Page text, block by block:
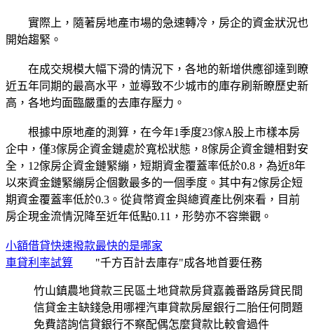
實際上，隨著房地產市場的急速轉冷，房企的資金狀況也
開始趨緊。
在成交規模大幅下滑的情況下，各地的新增供應卻達到瞭
近五年同期的最高水平，並導致不少城市的庫存刷新瞭歷史新
高，各地均面臨嚴重的去庫存壓力。
根據中原地產的測算，在今年1季度23傢A股上市樣本房
企中，僅3傢房企資金鏈處於寬松狀態，8傢房企資金鏈相對安
全，12傢房企資金鏈緊繃，短期資金覆蓋率低於0.8，為近8年
以來資金鏈緊繃房企個數最多的一個季度。其中有2傢房企短
期資金覆蓋率低於0.3。從貨幣資金與總資產比例來看，目前
房企現金流情況降至近年低點0.11，形勢亦不容樂觀。
小額借貸快速撥款最快的是哪家
車貸利率試算 "千方百計去庫存"成各地首要任務
竹山鎮農地貸款三民區土地貸款房貸嘉義番路房貸民間
信貸金主缺錢急用哪裡汽車貸款房屋銀行二胎任何問題
免費諮詢信貸銀行不察配偶怎麼貸款比較會過件